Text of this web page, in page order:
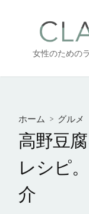
へ
女性のための
ホーム > グルメ
高野豆
レシピ
介